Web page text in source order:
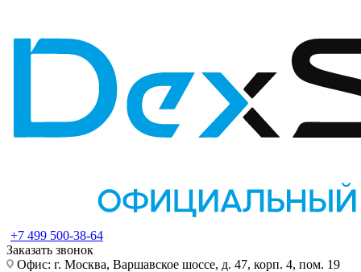
+7 499 500-38-64
Заказать звонок
Офис: г. Москва, Варшавское шоссе, д. 47, корп. 4, пом. 19